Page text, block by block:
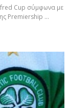
Cup σύμφωνα με
Premiership ...